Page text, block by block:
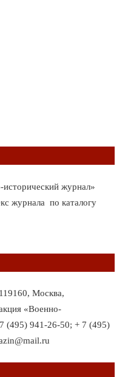
журнал»
журнала по каталогу
Москва,
«Военно-
(495) 941-26-50; + 7 (495)